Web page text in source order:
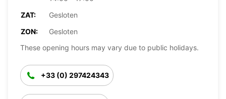
ZAT:
Gesloten
ZON:
Gesloten
These opening hours may vary due to public holidays.
+33 (0) 297424343